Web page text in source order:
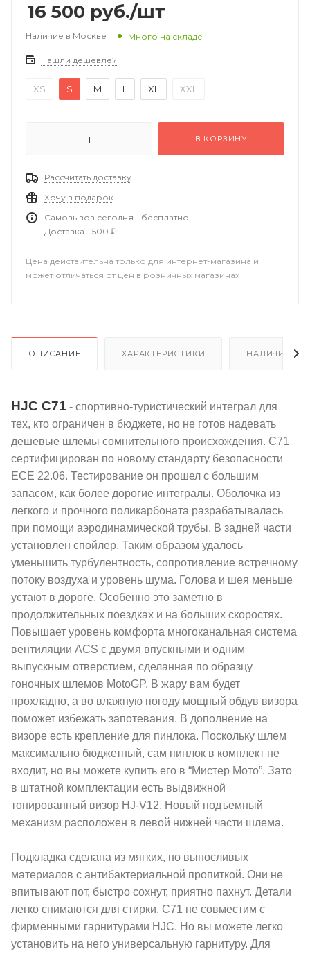
16 500 руб./шт
Наличие в Москве Много на складе
Нашли дешевле?
XS S M L XL XXL
В КОРЗИНУ
Рассчитать доставку
Хочу в подарок
Самовывоз сегодня - бесплатно
Доставка - 500 ₽
Цена действительна только для интернет-магазина и
может отличаться от цен в розничных магазинах
ОПИСАНИЕ ХАРАКТЕРИСТИКИ НАЛИЧИЕ
HJC C71 - спортивно-туристический интеграл для
тех, кто ограничен в бюджете, но не готов надевать
дешевые шлемы сомнительного происхождения. C71
сертифицирован по новому стандарту безопасности
ECE 22.06. Тестирование он прошел с большим
запасом, как более дорогие интегралы. Оболочка из
легкого и прочного поликарбоната разрабатывалась
при помощи аэродинамической трубы. В задней части
установлен спойлер. Таким образом удалось
уменьшить турбулентность, сопротивление встречному
потоку воздуха и уровень шума. Голова и шея меньше
устают в дороге. Особенно это заметно в
продолжительных поездках и на больших скоростях.
Повышает уровень комфорта многоканальная система
вентиляции ACS с двумя впускными и одним
выпускным отверстием, сделанная по образцу
гоночных шлемов MotoGP. В жару вам будет
прохладно, а во влажную погоду мощный обдув визора
поможет избежать запотевания. В дополнение на
визоре есть крепление для пинлока. Поскольку шлем
максимально бюджетный, сам пинлок в комплект не
входит, но вы можете купить его в “Мистер Мото”. Зато
в штатной комплектации есть выдвижной
тонированный визор HJ-V12. Новый подъемный
механизм расположен в левой нижней части шлема.
Подкладка сделана из мягких, но выносливых
материалов с антибактериальной пропиткой. Они не
впитывают пот, быстро сохнут, приятно пахнут. Детали
легко снимаются для стирки. C71 не совместим с
фирменными гарнитурами HJC. Но вы можете легко
установить на него универсальную гарнитуру. Для